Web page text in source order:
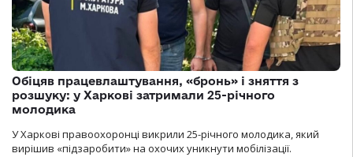
Обіцяв працевлаштування, «бронь» і зняття з
розшуку: у Харкові затримали 25-річного
молодика
У Харкові правоохоронці викрили 25-річного молодика, який
вирішив «підзаробити» на охочих уникнути мобілізації.